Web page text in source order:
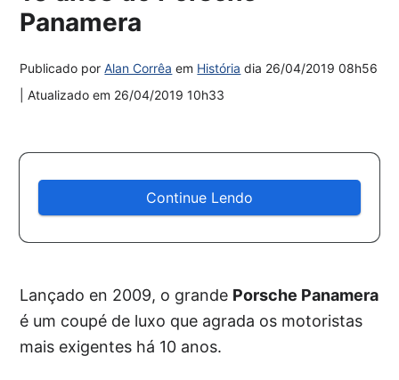
Panamera
Publicado porAlan Corrêa em História dia 26/04/2019 08h56
| Atualizado em 26/04/2019 10h33
Continue Lendo
Lançado en 2009, o grande Porsche Panamera
é um coupé de luxo que agrada os motoristas
mais exigentes há 10 anos.